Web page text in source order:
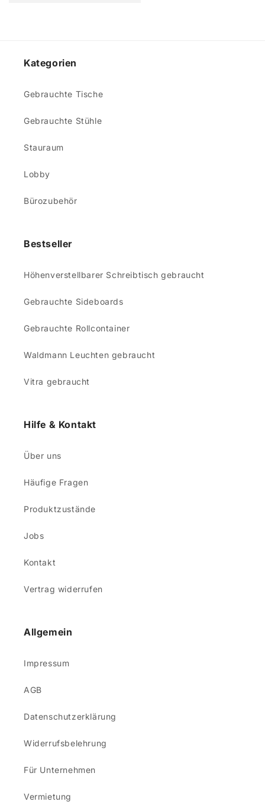
Kategorien
Gebrauchte Tische
Gebrauchte Stühle
Stauraum
Lobby
Bürozubehör
Bestseller
Höhenverstellbarer Schreibtisch gebraucht
Gebrauchte Sideboards
Gebrauchte Rollcontainer
Waldmann Leuchten gebraucht
Vitra gebraucht
Hilfe & Kontakt
Über uns
Häufige Fragen
Produktzustände
Jobs
Kontakt
Vertrag widerrufen
Allgemein
Impressum
AGB
Datenschutzerklärung
Widerrufsbelehrung
Für Unternehmen
Vermietung